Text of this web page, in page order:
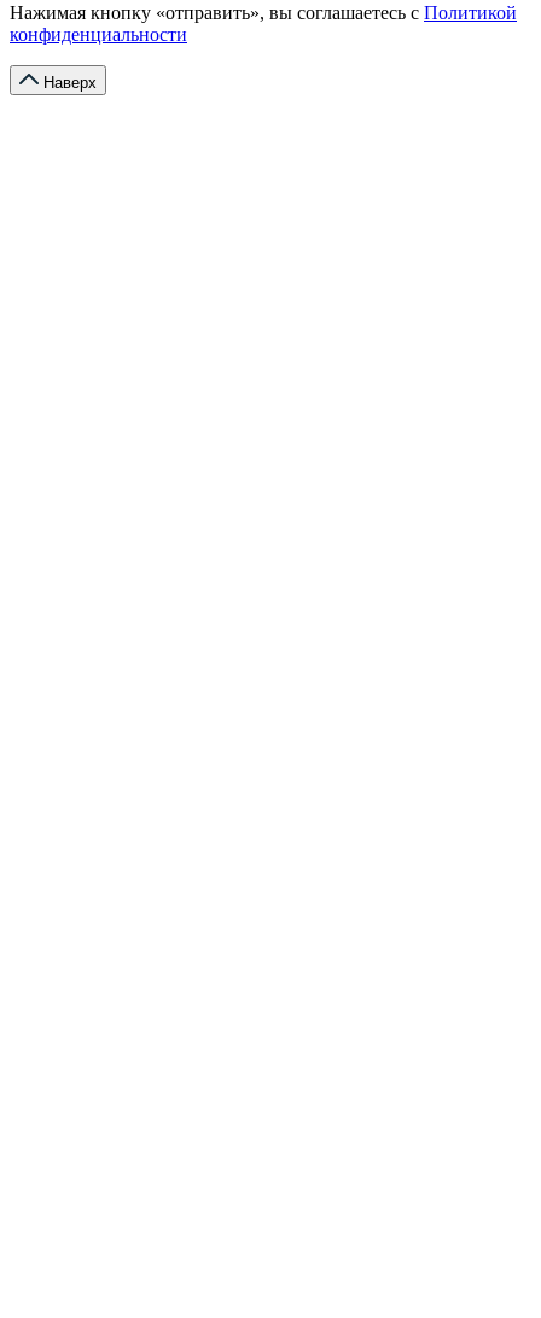
Нажимая кнопку «отправить», вы соглашаетесь с Политикой
конфиденциальности
Наверх